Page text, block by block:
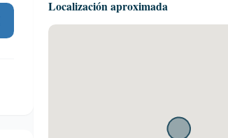
Localización aproximada